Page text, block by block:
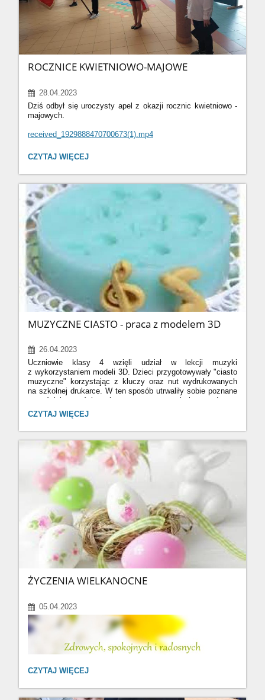
ROCZNICE KWIETNIOWO-MAJOWE
28.04.2023
Dziś odbył się uroczysty apel z okazji rocznic kwietniowo -
majowych.
received_1929888470700673(1).mp4
received_987287925932287.mp4
received_256000233547071.mp4
received_1278504886431755.mp4
received_787753815823546.mp4
ROCZNICE
MAJOWE:
CZYTAJ WIĘCEJ
MUZYCZNE CIASTO - praca z modelem 3D
26.04.2023
Uczniowie klasy 4 wzięli udział w lekcji muzyki
z wykorzystaniem modeli 3D. Dzieci przygotowywały "ciasto
muzyczne" korzystając z kluczy oraz nut wydrukowanych
na szkolnej drukarce. W ten sposób utrwaliły sobie poznane
wcześniej wartości nut i pauz oraz grupowały je w podanym
metrum. Uczniowie z dużym zaangażowaniem wykonywali
ćwiczenia, a praca z modelem 3D uatrakcyjniła zajęcia i dała
MUZYCZNE
-
PRACA
MODELEM
CZYTAJ WIĘCEJ
ŻYCZENIA WIELKANOCNE
05.04.2023
ŻYCZENIA
CZYTAJ WIĘCEJ